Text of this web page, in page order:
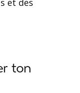
et des
ton